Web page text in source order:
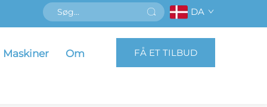
DA
Maskiner Om FÅ ET TILBUD